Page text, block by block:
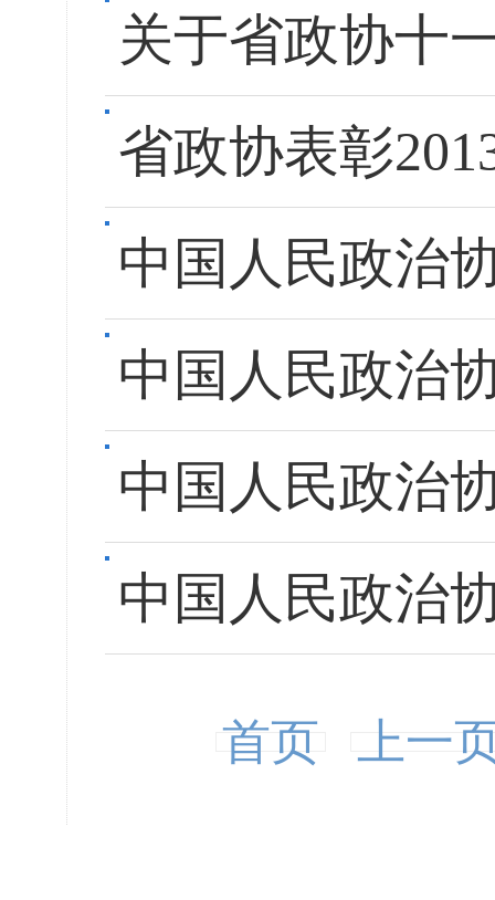
关于省政协十
省政协表彰
中国人民政治
中国人民政治
中国人民政治
中国人民政治
首页 上一